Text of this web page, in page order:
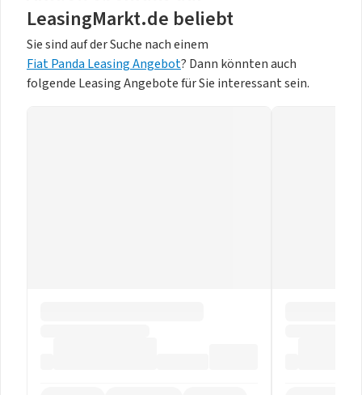
LeasingMarkt.de beliebt
Sie sind auf der Suche nach einem
Fiat Panda Leasing Angebot? Dann könnten auch
folgende Leasing Angebote für Sie interessant sein.